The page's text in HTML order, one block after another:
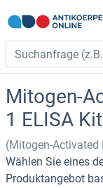
Mitogen-
1 ELISA
(Mitogen-Activated
Wählen Sie eines
Produktangebot